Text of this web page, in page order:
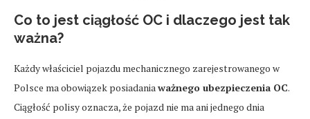
Co to jest ciągłość OC i dlaczego jest tak
ważna?
Każdy właściciel pojazdu mechanicznego zarejestrowanego w
Polsce ma obowiązek posiadaniaważnego ubezpieczenia OC.
Ciągłość polisy oznacza, że pojazd nie ma ani jednego dnia